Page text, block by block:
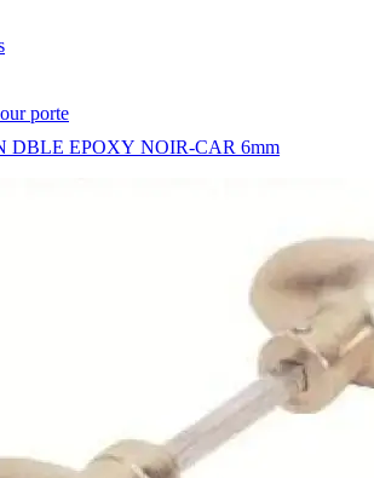
porte
DBLE EPOXY NOIR-CAR 6mm